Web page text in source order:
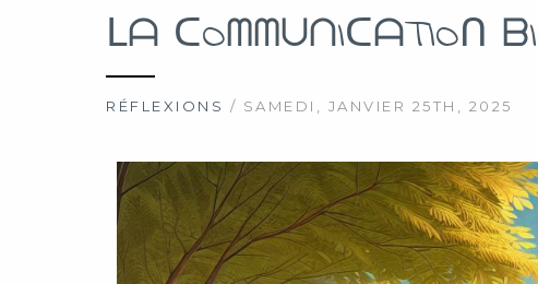
ᒪᗩ ᑕOᗰᗰᑌᑎIᑕᗩTIOᑎ
RÉFLEXIONS / SAMEDI, JANVIER 25TH, 2025